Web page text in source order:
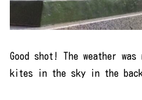
Good shot! The weather
kites in the sky in the